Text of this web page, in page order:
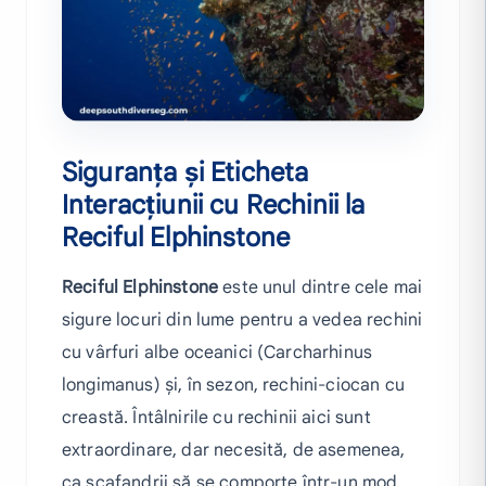
Siguranța și Eticheta
Interacțiunii cu Rechinii la
Reciful Elphinstone
Reciful Elphinstone este unul dintre cele mai
sigure locuri din lume pentru a vedea rechini
cu vârfuri albe oceanici (Carcharhinus
longimanus) și, în sezon, rechini-ciocan cu
creastă. Întâlnirile cu rechinii aici sunt
extraordinare, dar necesită, de asemenea,